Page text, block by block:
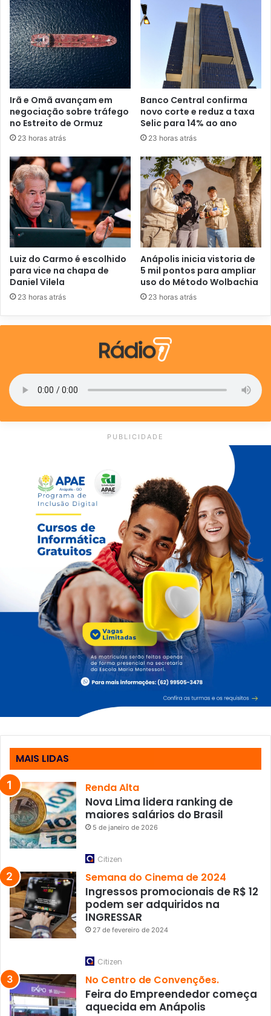
e
n
d
e
r
e
ç
o
d
e
e
a
l
Irã e Omã avançam em
negociação sobre tráfego
no Estreito de Ormuz
23 horas atrás
Banco Central confirma
novo corte e reduz a taxa
Selic para 14% ao ano
23 horas atrás
Luiz do Carmo é escolhido
para vice na chapa de
Daniel Vilela
23 horas atrás
Anápolis inicia vistoria de
5 mil pontos para ampliar
uso do Método Wolbachia
23 horas atrás
PUBLICIDADE
MAIS LIDAS
Renda Alta
Nova Lima lidera ranking de
maiores salários do Brasil
5 de janeiro de 2026
Citizen
Semana do Cinema de 2024
Ingressos promocionais de R$ 12
podem ser adquiridos na
INGRESSAR
27 de fevereiro de 2024
Citizen
No Centro de Convenções.
Feira do Empreendedor começa
aquecida em Anápolis